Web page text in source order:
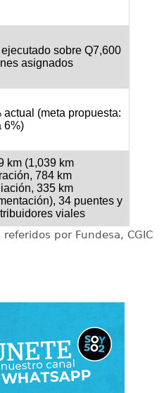
sobre Q7,600
asignados
actual (meta propuesta:
6%)
km (1,039 km
784 km
335 km
34 puentes y
viales
por Fundesa, CGIC